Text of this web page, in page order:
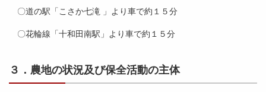
〇道の駅「こさか七滝 」より車で約１５分
〇花輪線「十和田南駅」より車で約１５分
３．農地の状況及び保全活動の主体